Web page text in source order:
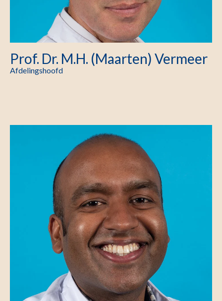
Prof. Dr. M.H. (Maarten) Vermeer
Afdelingshoofd